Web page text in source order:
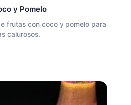
y Pomelo
frutas con coco y pomelo para
calurosos.